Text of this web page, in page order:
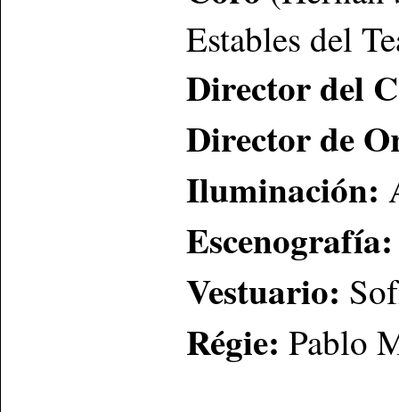
Estables del
Director del
Director de
Iluminación:
Escenografía:
Vestuario:
Régie: Pablo